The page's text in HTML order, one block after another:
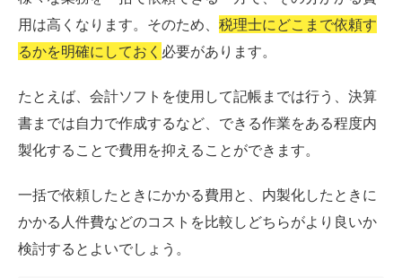
用は高くなります。そのため、 税理士にどこまで依頼す
るかを明確にしておく 必要があります。
たとえば、会計ソフトを使用して記帳までは行う、決算
書までは自力で作成するなど、できる作業をある程度内
製化することで費用を抑えることができます。
一括で依頼したときにかかる費用と、内製化したときに
かかる人件費などのコストを比較しどちらがより良いか
検討するとよいでしょう。